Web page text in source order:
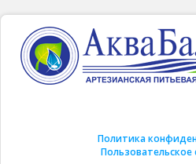
Политика
Пользовательское